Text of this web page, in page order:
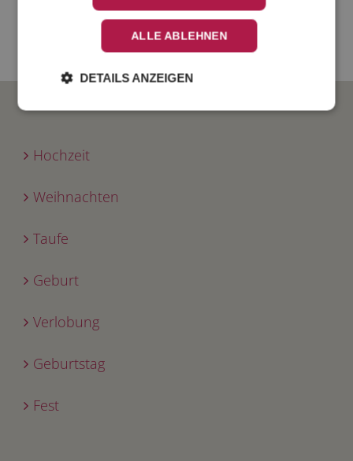
Gestaltung durch unsere Designer
Kostenfreier Entwurf und Korrektur
Hochwertiger Druck auf feinsten Papieren
Hochzeit
Weihnachten
Taufe
Geburt
Verlobung
Geburtstag
Fest
ALLE ABLEHNEN
DETAILS ANZEIGEN